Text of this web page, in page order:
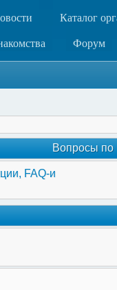
Каталог
Форум
Вопросы по
FAQ-и